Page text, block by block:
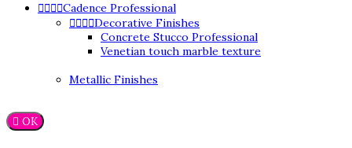
Cadence Professional
Decorative Finishes
Concrete Stucco Professional
Venetian touch marble texture
Metallic Finishes
 OK